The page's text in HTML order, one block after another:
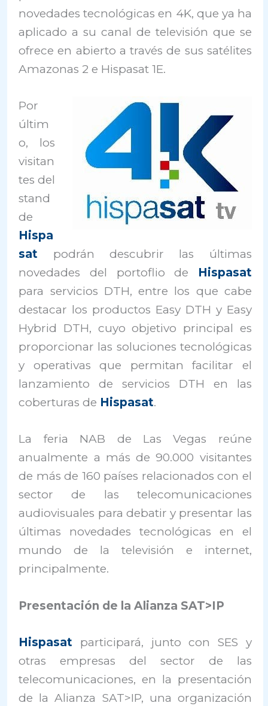
novedades tecnológicas en 4K, que ya ha
aplicado a su canal de televisión que se
ofrece en abierto a través de sus satélites
Amazonas 2 e Hispasat 1E.
Por
últim
o, los
visitan
tes del
stand
de
Hispa
sat podrán descubrir las últimas
novedades del portoflio de Hispasat
para servicios DTH, entre los que cabe
destacar los productos Easy DTH y Easy
Hybrid DTH, cuyo objetivo principal es
proporcionar las soluciones tecnológicas
y operativas que permitan facilitar el
lanzamiento de servicios DTH en las
coberturas de Hispasat.
La feria NAB de Las Vegas reúne
anualmente a más de 90.000 visitantes
de más de 160 países relacionados con el
sector de las telecomunicaciones
audiovisuales para debatir y presentar las
últimas novedades tecnológicas en el
mundo de la televisión e internet,
principalmente.
Presentación de la Alianza SAT>IP
Hispasat participará, junto con SES y
otras empresas del sector de las
telecomunicaciones, en la presentación
de la Alianza SAT>IP, una organización